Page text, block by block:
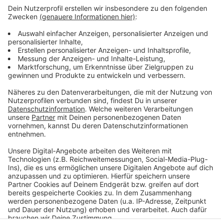
Anzeige
Höchste Zeit, dass Elvis Eifel wieder telefoniert! Mit
hier Eure Idee zum perfekten Telefonstreich und
werdet sein Komplize.
Anzeige
Anzeige
Anzeige